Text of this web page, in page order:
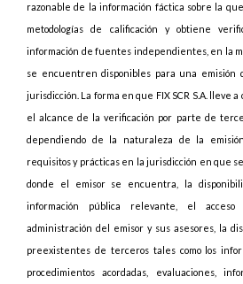
razonable de la información fáctica sobre la
metodologías de calificación y obtiene
información de fuentes independientes, en la
se encuentren disponibles para una emisión
jurisdicción. La forma en que FIX SCR S.A. lleve
el alcance de la verificación por parte de
dependiendo de la naturaleza de la
requisitos y prácticas en la jurisdicción en que
donde el emisor se encuentra, la
información pública relevante, el
administración del emisor y sus asesores, la
preexistentes de terceros tales como los
procedimientos acordadas, evaluaciones,